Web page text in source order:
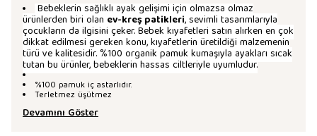
Bebeklerin sağlıklı ayak gelişimi için olmazsa olmaz
ürünlerden biri olan ev-kreş patikleri, sevimli tasarımlarıyla
çocukların da ilgisini çeker. Bebek kıyafetleri satın alırken en çok
dikkat edilmesi gereken konu, kıyafetlerin üretildiği malzemenin
türü ve kalitesidir. %100 organik pamuk kumaşıyla ayakları sıcak
tutan bu ürünler, bebeklerin hassas ciltleriyle uyumludur.
%100 pamuk iç astarlıdır.
Terletmez üşütmez
Devamını Göster